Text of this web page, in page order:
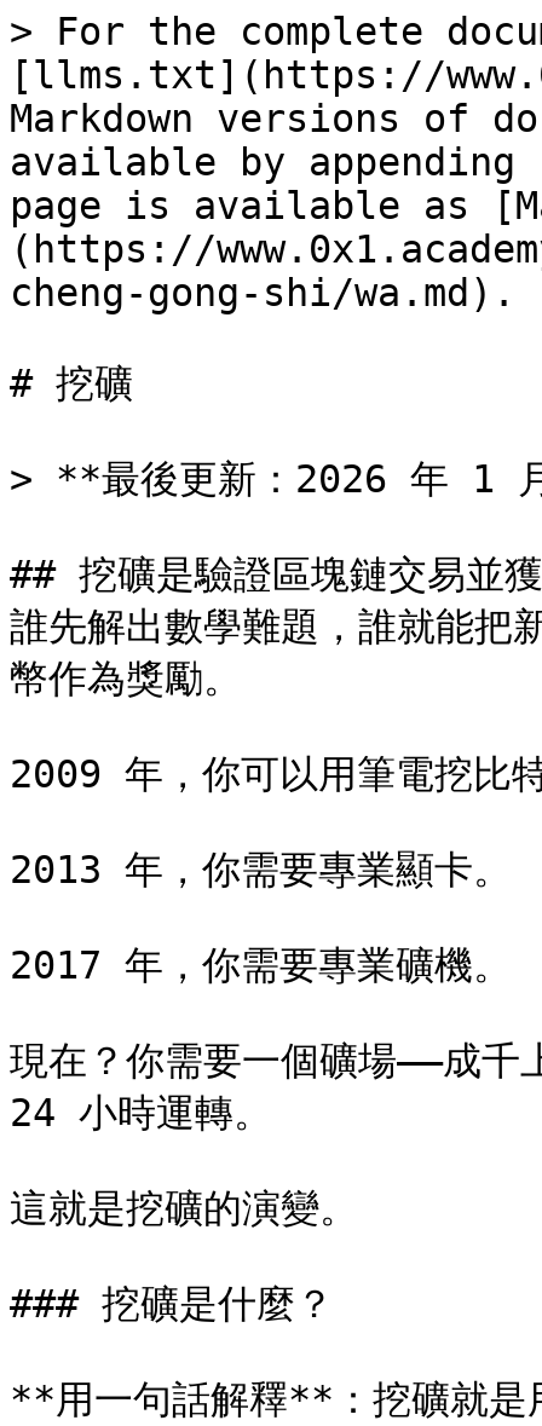
> For the complete
[llms.txt](https://
Markdown versions of
available by
page is available as
(https://
cheng-gong-shi/wa.md).
# 挖礦
> **最後更新：2026 年 1
## 挖礦是驗證區塊鏈交易並
誰先解出數學難題，誰就能把
幣作為獎勵。
2009 年，你可以用筆電挖比
2013 年，你需要專業顯卡。
2017 年，你需要專業礦機。
現在？你需要一個礦場——成千
24 小時運轉。
這就是挖礦的演變。
### 挖礦是什麼？
**用一句話解釋**：挖礦就是